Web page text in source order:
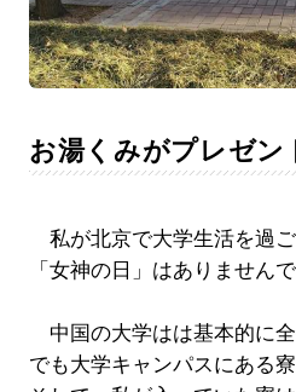
お湯くみがプレゼ
私が北京で大学生活を過
「女神の日」はありませんで
中国の大学はは基本的に
でも大学キャンパスにある